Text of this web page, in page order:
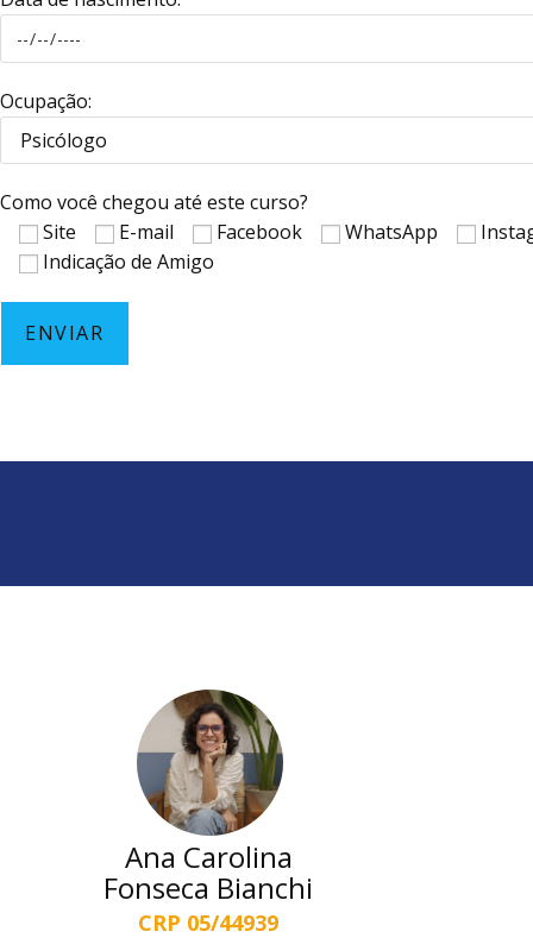
Ocupação:
Como você chegou até este curso?
Site
E-mail Facebook WhatsApp
Indicação de Amigo
Ana Carolina
Fonseca Bianchi
CRP 05/44939